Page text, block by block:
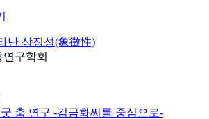
난 상징성(象徵性)
구학회
춤 연구 -김금화씨를 중심으로-